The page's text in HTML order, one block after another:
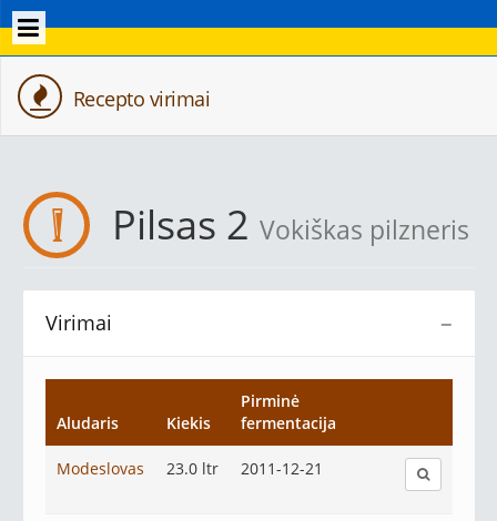
Recepto virimai
Pilsas 2 Vokiškas pilzneris
−
Virimai
Aludaris Kiekis
Pirminė
fermentacija
Modeslovas 23.0 ltr 2011-12-21